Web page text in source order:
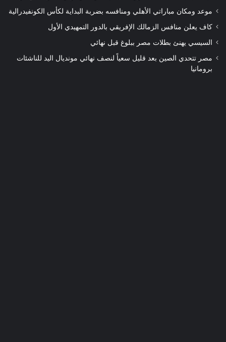
موعد ومكان مباراتي الأهلي ومنافسه بضربة البداية لكأس الكونفيدرالية
كاف يعلن منافس الزمالك الإفريقي بالدور التمهيدي الأول
السيسي يهنئ بطلات مصر ببلوغ قبل نهائي
مصر تتحدي الصين بعد قليل سعياً لنصف نهائي مونديال اليد للناشئات
برومانيا